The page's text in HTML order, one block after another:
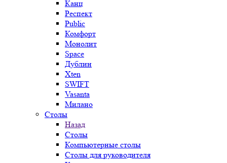
Канц
Респект
Public
Комфорт
Монолит
Space
Дублин
Xten
SWIFT
Vasanta
Милано
Столы
Назад
Столы
Компьютерные столы
Столы для руководителя